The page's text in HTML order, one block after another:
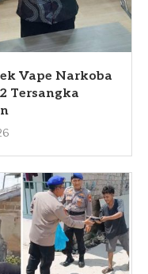
Vape Narkoba
Tersangka